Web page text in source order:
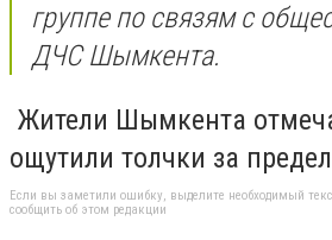
группе по связям с
ДЧС Шымкента.
Жители Шымкента
ощутили толчки за
Если вы заметили ошибку, выделите необходимый
сообщить об этом редакции